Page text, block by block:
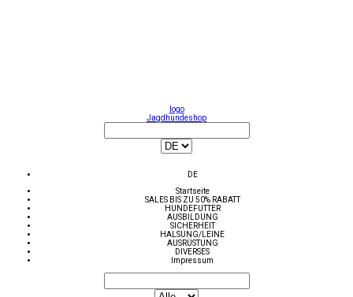
logo
Jagdhundeshop
DE
Startseite
SALES BIS ZU 50% RABATT
HUNDEFUTTER
AUSBILDUNG
SICHERHEIT
HALSUNG/LEINE
AUSRÜSTUNG
DIVERSES
Impressum